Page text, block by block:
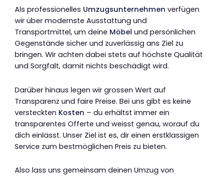
Als professionelles Umzugsunternehmen verfügen
wir über modernste Ausstattung und
Transportmittel, um deine Möbel und persönlichen
Gegenstände sicher und zuverlässig ans Ziel zu
bringen. Wir achten dabei stets auf höchste Qualität
und Sorgfalt, damit nichts beschädigt wird.
Darüber hinaus legen wir grossen Wert auf
Transparenz und faire Preise. Bei uns gibt es keine
versteckten Kosten – du erhältst immer ein
transparentes Offerte und weisst genau, worauf du
dich einlässt. Unser Ziel ist es, dir einen erstklassigen
Service zum bestmöglichen Preis zu bieten.
Also lass uns gemeinsam deinen Umzug von